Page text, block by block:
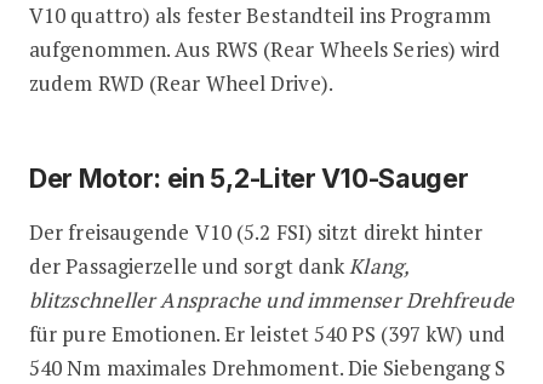
V10 quattro) als fester Bestandteil ins Programm
aufgenommen. Aus RWS (Rear Wheels Series) wird
zudem RWD (Rear Wheel Drive).
Der Motor: ein 5,2-Liter V10-Sauger
Der freisaugende V10 (5.2 FSI) sitzt direkt hinter
der Passagierzelle und sorgt dankKlang,
blitzschneller Ansprache und immenser Drehfreude
für pure Emotionen. Er leistet 540 PS (397 kW) und
540 Nm maximales Drehmoment. Die Siebengang S